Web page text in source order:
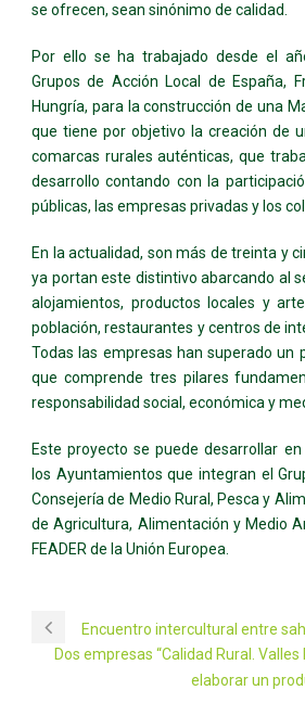
se ofrecen, sean sinónimo de calidad.
Por ello se ha trabajado desde el
Grupos de Acción Local de España,
Hungría, para la construcción de una
que tiene por objetivo la creación de
comarcas rurales auténticas, que
desarrollo contando con la
públicas, las empresas privadas y los
En la actualidad, son más de treinta y
ya portan este distintivo abarcando al
alojamientos, productos locales y
población, restaurantes y centros de
Todas las empresas han superado un
que comprende tres pilares
responsabilidad social, económica y
Este proyecto se puede desarrollar
los Ayuntamientos que integran el
Consejería de Medio Rural, Pesca y
de Agricultura, Alimentación y Medio
FEADER de la Unión Europea.
Encuentro intercultural entre
Dos empresas “Calidad Rural.
elaborar un